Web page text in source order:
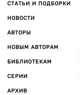
СТАТЬИ И ПОДБОРКИ
НОВОСТИ
АВТОРЫ
НОВЫМ АВТОРАМ
БИБЛИОТЕКАМ
СЕРИИ
АРХИВ